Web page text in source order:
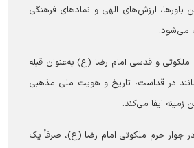
باورها، ارزش‌های الهی و نماد‌های فرهنگی
می‌شود.
و قدسی امام رضا (ع) به‌عنوان قبله
در قداست، تاریخ و هویت ملی مذهبی
زمینه ایفا می‌کند.
جوار حرم ملکوتی امام رضا (ع)، صرفاً یک